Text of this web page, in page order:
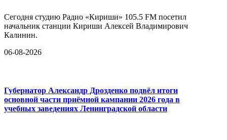
Сегодня студию Радио «Кириши» 105.5 FM посетил
начальник станции Кириши Алексей Владимирович
Калинин.
06-08-2026
Губернатор Александр Дрозденко подвёл итоги
основной части приёмной кампании 2026 года в
учебных заведениях Ленинградской области